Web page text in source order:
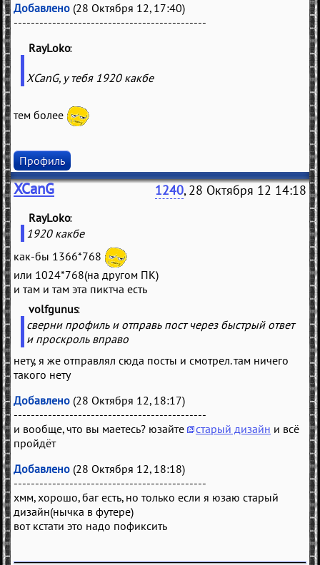
Добавлено (28 Октября 12, 17:40)
---------------------------------------------
RayLoko
XCanG, у тебя 1920 какбе
тем более
Профиль
XCanG 1240, 28 Октября 12 14:18
RayLoko
1920 какбе
как-бы 1366*768
или 1024*768(на другом ПК)
и там и там эта пиктча есть
volfgunus
сверни профиль и отправь пост через быстрый ответ
и проскроль вправо
нету, я же отправлял сюда посты и смотрел. там ничего
такого нету
Добавлено (28 Октября 12, 18:17)
---------------------------------------------
и вообще, что вы маетесь? юзайте
старый дизайн и всё
пройдёт
Добавлено (28 Октября 12, 18:18)
---------------------------------------------
хмм, хорошо, баг есть, но только если я юзаю старый
дизайн(нычка в футере)
вот кстати это надо пофиксить